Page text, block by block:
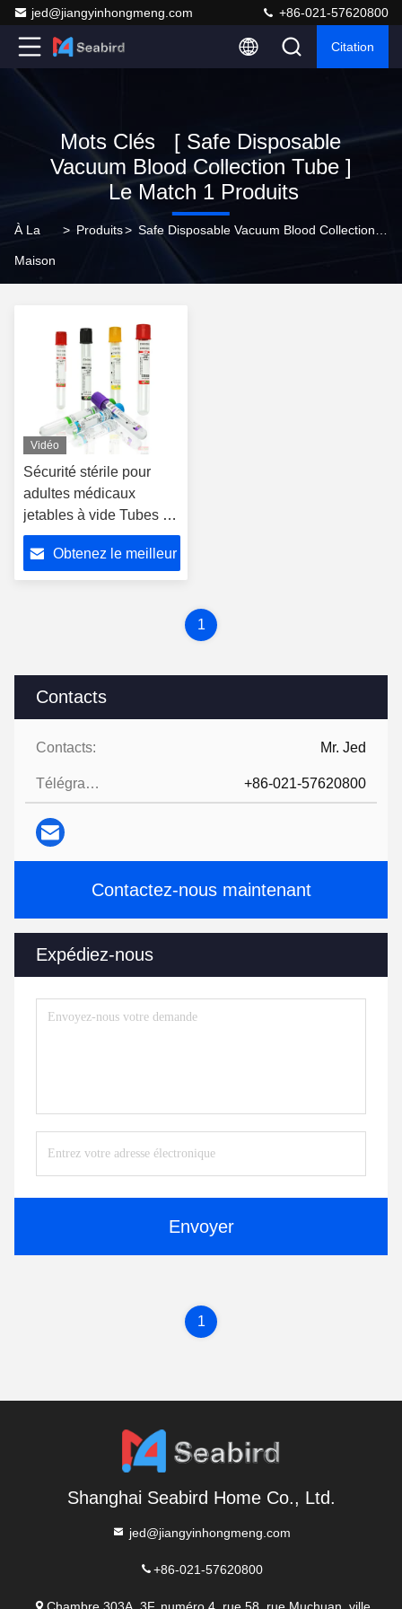
jed@jiangyinhongmeng.com +86-021-57620800
Citation
Mots Clés [ Safe Disposable
Vacuum Blood Collection Tube ]
Le Match 1 Produits
À La
Maison
> Produits>
Contacts
Contacts: Mr. Jed
Télégramme: +86-021-57620800
Contactez-nous maintenant
Expédiez-nous
Envoyer
Vidéo
Sécurité stérile pour
adultes médicaux
jetables à vide Tubes de
prélèvement de sang en
verre ou pour animaux
d'élevage Impression du
Obtenez le meilleur
1
1
Shanghai Seabird Home Co., Ltd.
jed@jiangyinhongmeng.com
+86-021-57620800